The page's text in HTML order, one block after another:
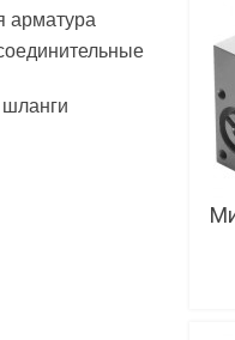
арматура
шланги